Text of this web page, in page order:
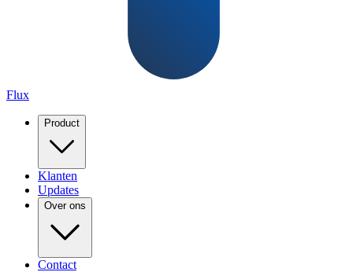
Flux
Product
Klanten
Updates
Over ons
Contact